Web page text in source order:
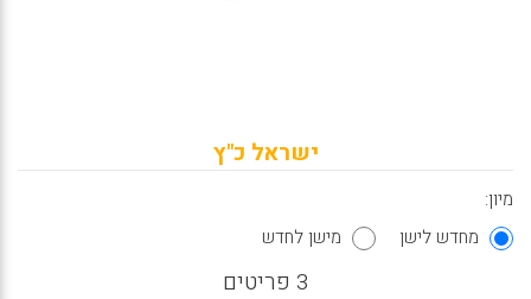
ישראל כ"ץ
מיון:
מחדש לישן
מישן לחדש
3 פריטים